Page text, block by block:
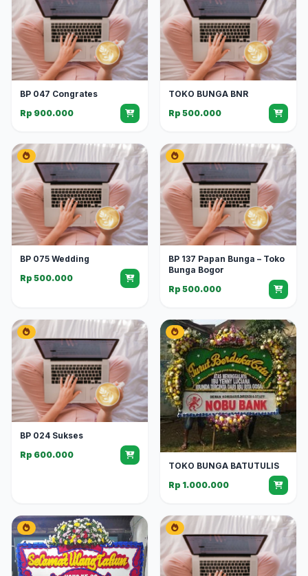
BP 047 Congrates
Rp 900.000
TOKO BUNGA BNR
Rp 500.000
BP 075 Wedding
Rp 500.000
BP 137 Papan Bunga – Toko
Bunga Bogor
Rp 500.000
BP 024 Sukses
Rp 600.000
TOKO BUNGA BATUTULIS
Rp 1.000.000